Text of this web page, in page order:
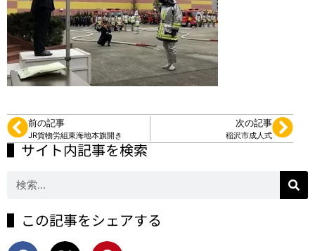
前の記事
JR貨物労組東海地本旗開き
次の記事
稲沢市成人式
▌サイト内記事を検索
▌この記事をシェアする